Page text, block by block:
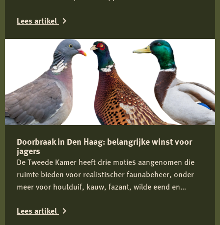
proactief beheer om conflicten tussen mens en wolf te
Lees artikel
Nieuwe
regels
geven
provincies
meer
mogelijkheden
wolvenbeheer
Doorbraak in Den Haag: belangrijke winst voor
jagers
De Tweede Kamer heeft drie moties aangenomen die
ruimte bieden voor realistischer faunabeheer, onder
meer voor houtduif, kauw, fazant, wilde eend en
actief onder de aandacht gebracht en ziet in de brede
Lees artikel